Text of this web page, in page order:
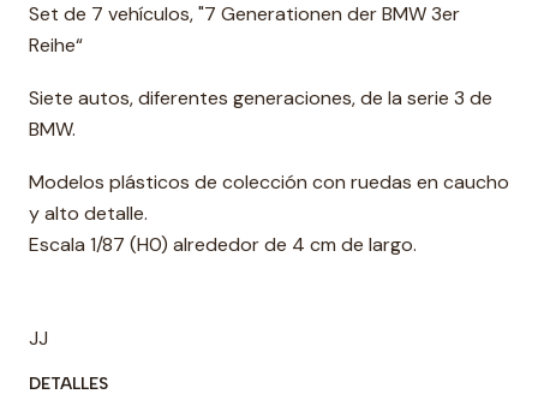
Set de 7 vehículos, "7 Generationen der BMW 3er
Reihe“
Siete autos, diferentes generaciones, de la serie 3 de
BMW.
Modelos plásticos de colección con ruedas en caucho
y alto detalle.
Escala 1/87 (H0) alrededor de 4 cm de largo.
JJ
DETALLES